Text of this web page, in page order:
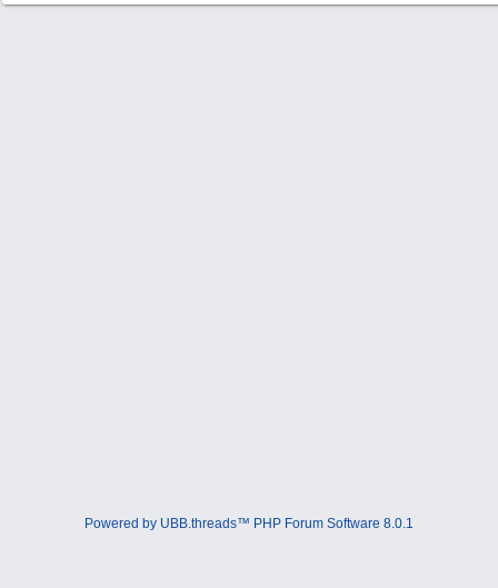
Powered by UBB.threads™ PHP Forum Software 8.0.1